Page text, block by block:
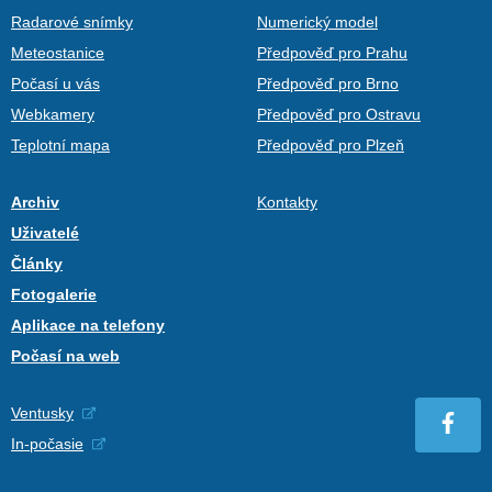
Radarové snímky
Meteostanice
Počasí u vás
Webkamery
Teplotní mapa
Numerický model
Předpověď pro Prahu
Předpověď pro Brno
Předpověď pro Ostravu
Předpověď pro Plzeň
Archiv
Uživatelé
Články
Fotogalerie
Aplikace na telefony
Počasí na web
Kontakty
Ventusky
In-počasie